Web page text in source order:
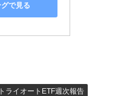
で見る
トライオートETF週次報告